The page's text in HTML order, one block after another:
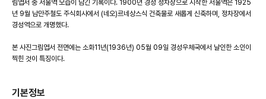
림엽서 중 서울역 모습이 담긴 기록이다. 1900년 경성 정차장으로 시작한 서울역은 1925
년 9월 남만주철도 주식회사에서 (네오)르네상스식 건축물로 새롭게 신축하며, 정차장에서
경성역으로 개명했다.
본 사진그림엽서 전면에는 소화11년(1936년) 05월 09일 경성우체국에서 날인한 소인이
찍힌 것이 특징이다.
기본정보